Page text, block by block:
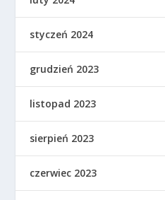
styczeń 2024
grudzień 2023
listopad 2023
sierpień 2023
czerwiec 2023